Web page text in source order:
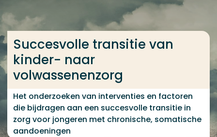
... > Succesvolle transitie van kinder- naar
Succesvolle transitie van
kinder- naar
volwassenenzorg
Het onderzoeken van interventies en factoren
die bijdragen aan een succesvolle transitie in
zorg voor jongeren met chronische, somatische
aandoeningen
Veel gezocht
Contact